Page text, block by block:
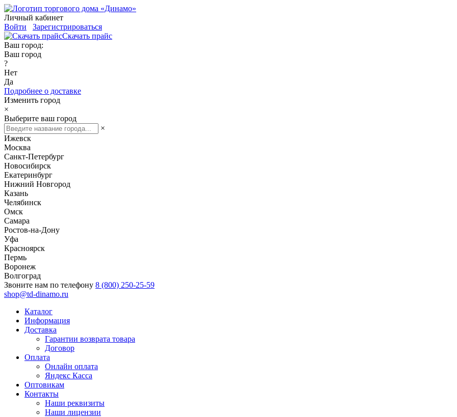
Личный кабинет
Войти
Зарегистрироваться
Скачать прайс
Ваш город:
Ваш город
?
Нет
Да
Подробнее о доставке
Изменить город
×
Выберите ваш город
×
Ижевск
Москва
Санкт-Петербург
Новосибирск
Екатеринбург
Нижний Новгород
Казань
Челябинск
Омск
Самара
Ростов-на-Дону
Уфа
Красноярск
Пермь
Воронеж
Волгоград
Звоните нам по телефону 8 (800) 250-25-59
shop@td-dinamo.ru
Каталог
Информация
Доставка
Гарантии возврата товара
Договор
Оплата
Онлайн оплата
Яндекс Касса
Оптовикам
Контакты
Наши реквизиты
Наши лицензии